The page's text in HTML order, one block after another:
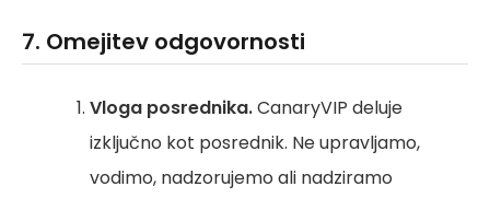
7. Omejitev odgovornosti
Vloga posrednika.CanaryVIP deluje
izključno kot posrednik. Ne upravljamo,
vodimo, nadzorujemo ali nadziramo